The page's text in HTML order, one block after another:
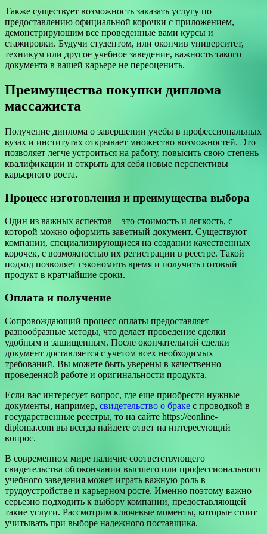
Также существует возможность заказать услугу по
предоставлению официальной корочки с приложением,
демонстрирующим все проведенные вами курсы и
стажировки. Будучи студентом, или окончив университет,
техникум или другое учебное заведение, важность такого
документа в вашей карьере не переоценить.
Преимущества покупки диплома
массажиста
Получение диплома о завершении учебы в профессиональных
вузах и институтах открывает множество возможностей. Это
позволяет легче устроиться на работу, повысить свою степень
квалификации и открыть для себя новые перспективы
карьерного роста.
Процесс изготовления и преимущества выбора
Один из важных аспектов – это стоимость и легкость, с
которой можно оформить заветный документ. Существуют
компании, специализирующиеся на создании качественных
корочек, с возможностью их регистрации в реестре. Такой
подход позволяет сэкономить время и получить готовый
продукт в кратчайшие сроки.
Оплата и получение
Сопровождающий процесс оплаты предоставляет
разнообразные методы, что делает проведение сделки
удобным и защищенным. После окончательной сделки
документ доставляется с учетом всех необходимых
требований. Вы можете быть уверены в качественно
проведенной работе и оригинальности продукта.
Если вас интересует вопрос, где еще приобрести нужные
документы, например, свидетельство о браке с проводкой в
государственные реестры, то на сайте https://eonline-
diploma.com вы всегда найдете ответ на интересующий
вопрос.
В современном мире наличие соответствующего
свидетельства об окончании высшего или профессионального
учебного заведения может играть важную роль в
трудоустройстве и карьерном росте. Именно поэтому важно
серьезно подходить к выбору компании, предоставляющей
такие услуги. Рассмотрим ключевые моменты, которые стоит
учитывать при выборе надежного поставщика.